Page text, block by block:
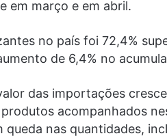
em março e em abril.
no país foi 72,4%
de 6,4% no
das importações
acompanhados
nas quantidades,